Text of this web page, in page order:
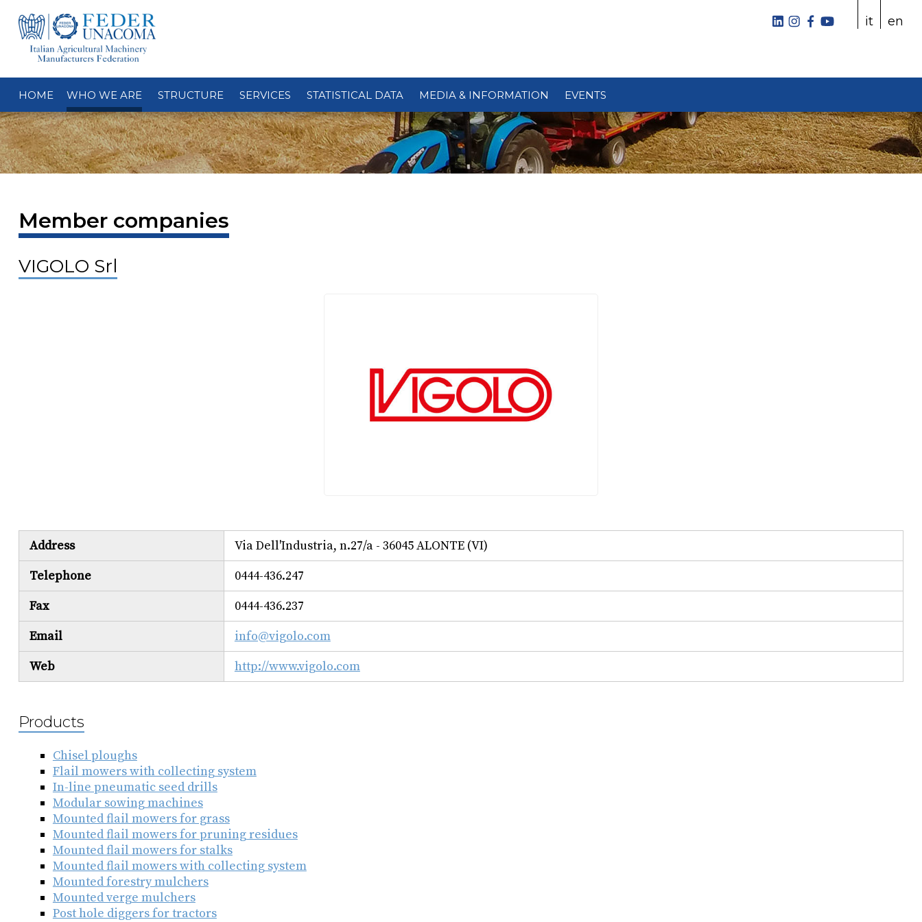
it en
HOME WHO WE ARE STRUCTURE SERVICES STATISTICAL DATA MEDIA & INFORMATION EVENTS
Member companies
VIGOLO Srl
Address
Via Dell'Industria, n.27/a - 36045 ALONTE (VI)
Telephone
0444-436.247
Fax
0444-436.237
Email
info@vigolo.com
Web
http://www.vigolo.com
Products
Chisel ploughs
Flail mowers with collecting system
In-line pneumatic seed drills
Modular sowing machines
Mounted flail mowers for grass
Mounted flail mowers for pruning residues
Mounted flail mowers for stalks
Mounted flail mowers with collecting system
Mounted forestry mulchers
Mounted verge mulchers
Post hole diggers for tractors